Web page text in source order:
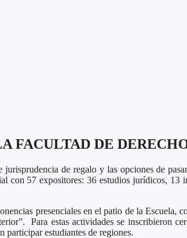
FACULTAD DE
de regalo y las opciones de
con 57 expositores: 36 estudios jurídicos, 13
presenciales en el patio de la Escuela,
Para estas actividades se inscribieron
participar estudiantes de regiones.